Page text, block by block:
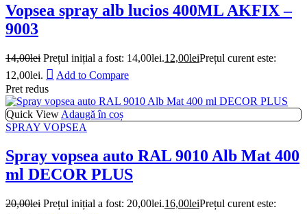
Vopsea spray alb lucios 400ML AKFIX –
9003
14,00lei Prețul inițial a fost: 14,00lei.12,00leiPrețul curent este:
12,00lei.
Add to Compare
Pret redus
Quick View Adaugă în coș
SPRAY VOPSEA
Spray vopsea auto RAL 9010 Alb Mat 400
ml DECOR PLUS
20,00lei Prețul inițial a fost: 20,00lei.16,00leiPrețul curent este: